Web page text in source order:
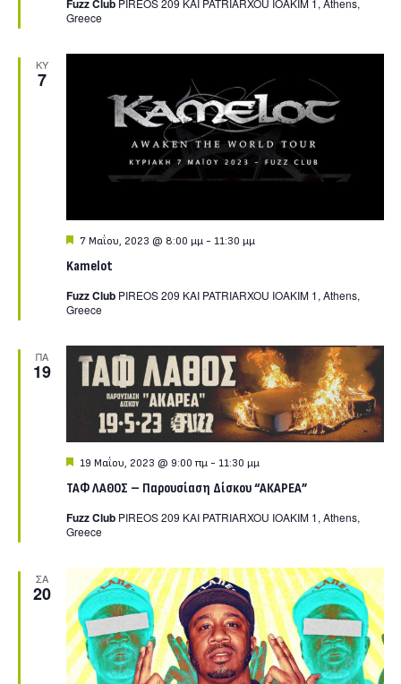
Fuzz Club PIREOS 209 KAI PATRIARXOU IOAKIM 1, Athens,
Greece
ΚΥ
7
Kamelot
Featured
7 Μαΐου, 2023 @ 8:00 μμ- 11:30 μμ
Fuzz Club PIREOS 209 KAI PATRIARXOU IOAKIM 1, Athens,
Greece
ΠΑ
19
ΤΑΦ ΛΑΘΟΣ – Παρουσίαση Δίσκου “ΑΚΑΡΕΑ”
Featured
19 Μαΐου, 2023 @ 9:00 πμ- 11:30 μμ
Fuzz Club PIREOS 209 KAI PATRIARXOU IOAKIM 1, Athens,
Greece
ΣΑ
20